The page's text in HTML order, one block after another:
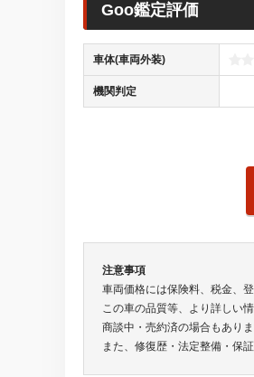
Goo鑑定評価
車体(車両外装)
機関判定
注意事項
車両価格には保険料、税金、
この車の品質等、より詳しい
商談中・売約済の場合もあり
また、修復歴・法定整備・保